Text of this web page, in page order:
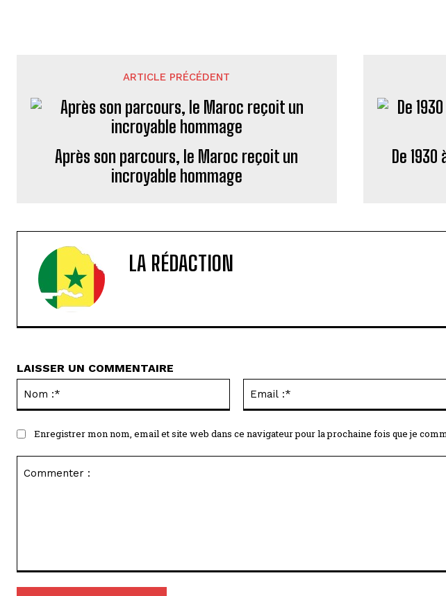
ARTICLE PRÉCÉDENT
Après son parcours, le Maroc reçoit un
incroyable hommage
De
LA RÉDACTION
LAISSER UN COMMENTAIRE
Enregistrer mon nom, email et site web dans ce navigateur pour la prochaine fois que je